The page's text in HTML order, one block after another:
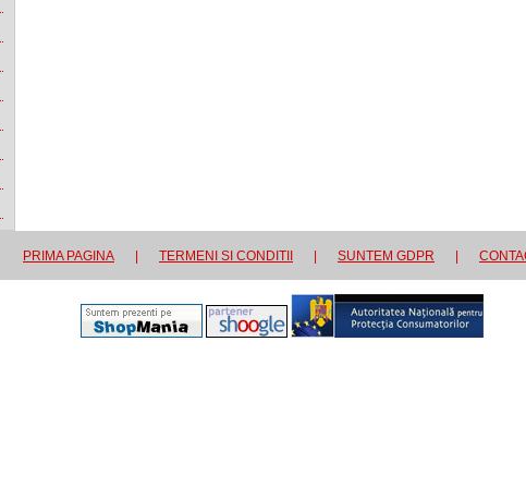
PRIMA PAGINA TERMENI SI CONDITII SUNTEM GDPR